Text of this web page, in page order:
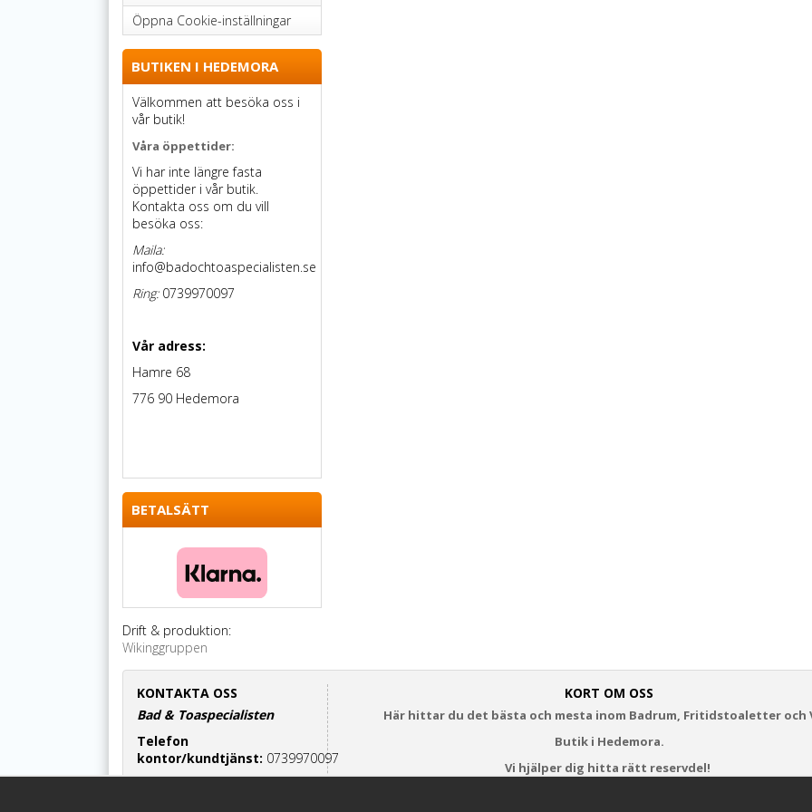
Öppna Cookie-inställningar
BUTIKEN I HEDEMORA
Välkommen att besöka oss i
vår butik!
Våra öppettider:
Vi har inte längre fasta
öppettider i vår butik.
Kontakta oss om du vill
besöka oss:
Maila:
info@badochtoaspecialisten.se
Ring:0739970097
Vår adress:
Hamre 68
776 90 Hedemora
BETALSÄTT
Drift & produktion:
Wikinggruppen
KONTAKTA OSS
Bad & Toaspecialisten
Telefon
kontor/kundtjänst: 0739970097
KORT OM OSS
Här hittar du det bästa och mesta inom Badrum, Fritidstoaletter och
Butik i Hedemora.
Vi hjälper dig hitta rätt reservdel!